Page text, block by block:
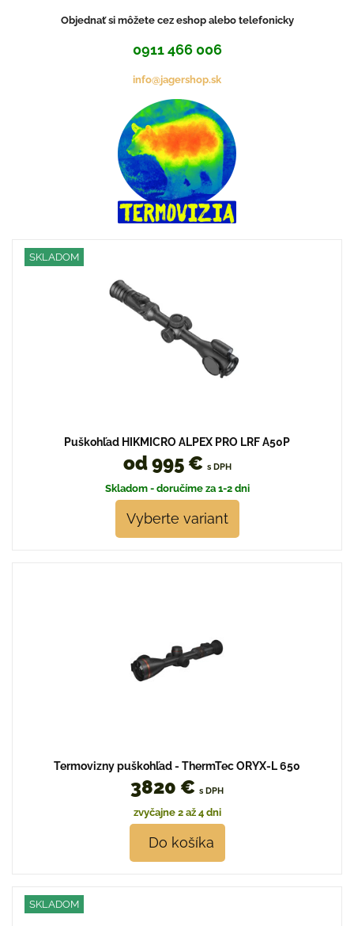
Objednať si môžete cez eshop alebo telefonicky
0911 466 006
info@jagershop.sk
SKLADOM
Puškohľad HIKMICRO ALPEX PRO LRF A50P
od 995 € s DPH
Skladom - doručíme za 1-2 dni
Vyberte variant
Termovizny puškohľad - ThermTec ORYX-L 650
3820 € s DPH
zvyčajne 2 až 4 dni
Do košíka
SKLADOM